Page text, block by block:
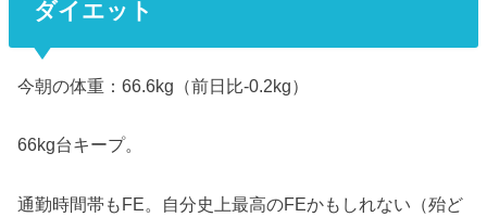
ダイエット
今朝の体重：66.6kg（前日比-0.2kg）
66kg台キープ。
通勤時間帯もFE。自分史上最高のFEかもしれない（殆ど